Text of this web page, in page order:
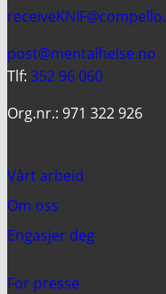
post@mentalhelse.no
Tlf: 352 96 060
Org.nr.: 971 322 926
Vårt arbeid
Om oss
Engasjer deg
For presse